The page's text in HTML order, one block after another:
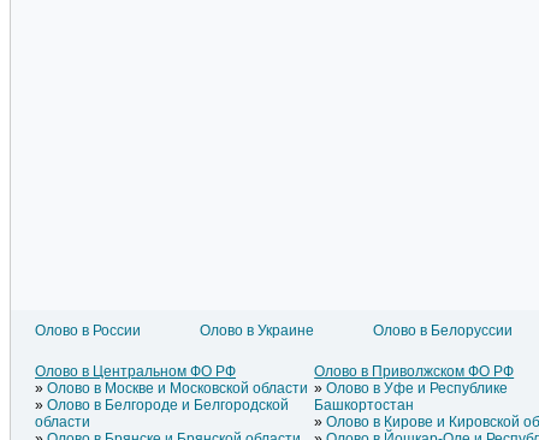
Олово в России Олово в Украине
Олово в Белоруссии
Олово в Латвии
Олово в Эстонии
Олово в Молдавии
Олово в Армении
Олово в Греции
Олово в Грузии
Олово в Центральном ФО РФ
Олово в Москве и Московской области
Олово в Белгороде и Белгородской
области
Олово в Приволжском ФО РФ
Олово в Уфе и Республике
Башкортостан
Олово в Кирове и Кировской